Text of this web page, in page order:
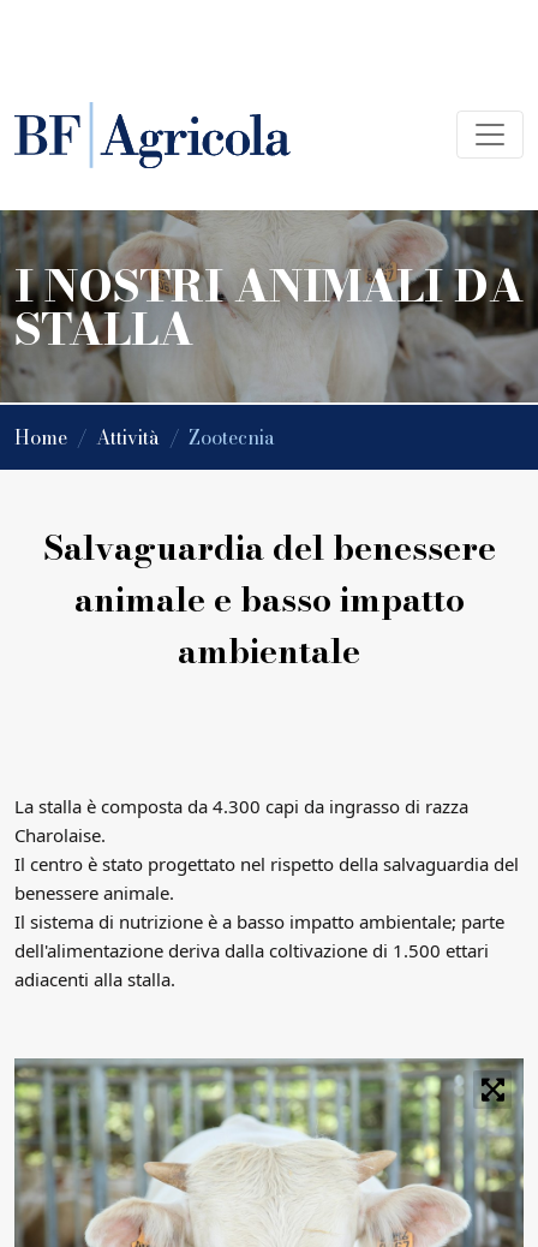
I NOSTRI ANIMALI DA
STALLA
Home / Attività / Zootecnia
Salvaguardia del benessere
animale e basso impatto
ambientale
La stalla è composta da 4.300 capi da ingrasso di razza
Charolaise.
Il centro è stato progettato nel rispetto della salvaguardia del
benessere animale.
Il sistema di nutrizione è a basso impatto ambientale; parte
dell'alimentazione deriva dalla coltivazione di 1.500 ettari
adiacenti alla stalla.